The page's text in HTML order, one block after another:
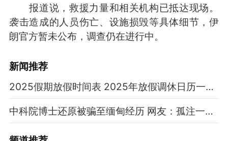
报道说，救援力量和相关机构已抵达现场。
袭击造成的人员伤亡、设施损毁等具体细节，伊
朗官方暂未公布，调查仍在进行中。
新闻推荐
2025假期放假时间表 2025年放假调休日历一览表
中科院博士还原被骗至缅甸经历 网友：孤注一掷现实版